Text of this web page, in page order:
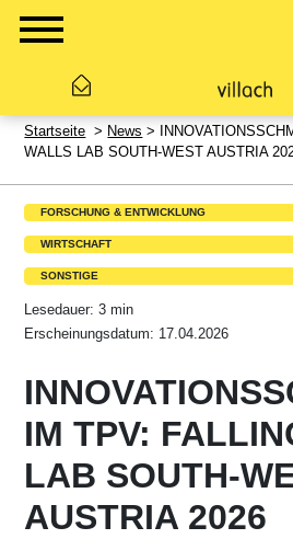
Startseite > News >
WALLS LAB SOUTH-WEST AUSTRIA
FORSCHUNG & ENTWICKLUNG
WIRTSCHAFT
SONSTIGE
Lesedauer: 3 min
Erscheinungsdatum: 17.04.2026
IM TPV:
LAB SOUTH-
AUSTRIA 2026